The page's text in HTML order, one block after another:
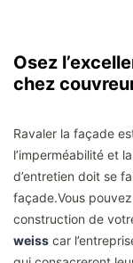
Osez
chez
Ravaler la façade
l’imperméabilité et
d’entretien doit se
façade.Vous
construction de
weiss car